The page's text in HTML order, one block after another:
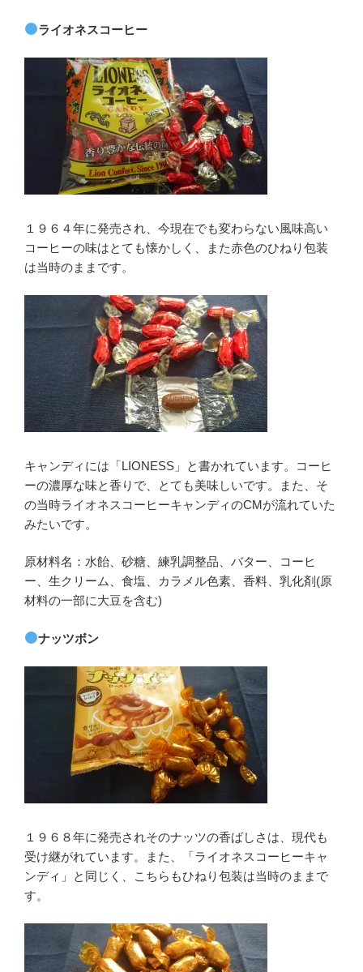
ライオネスコーヒー
１９６４年に発売され、今現在でも変わらない風味高い
コーヒーの味はとても懐かしく、また赤色のひねり包装
は当時のままです。
キャンディには「LIONESS」と書かれています。コーヒ
ーの濃厚な味と香りで、とても美味しいです。また、そ
の当時ライオネスコーヒーキャンディのCMが流れていた
みたいです。
原材料名：水飴、砂糖、練乳調整品、バター、コーヒ
ー、生クリーム、食塩、カラメル色素、香料、乳化剤(原
材料の一部に大豆を含む)
ナッツボン
１９６８年に発売されそのナッツの香ばしさは、現代も
受け継がれています。また、「ライオネスコーヒーキャ
ンディ」と同じく、こちらもひねり包装は当時のままで
す。